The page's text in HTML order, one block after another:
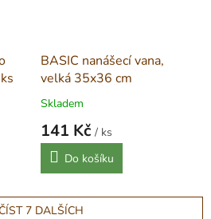
BASIC nanášecí vana,
velká 35x36 cm
Skladem
141 Kč / ks
Měrná
cena: Do košíku
7 DALŠÍCH